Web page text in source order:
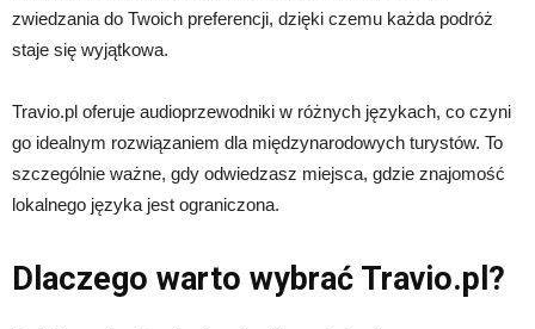
zwiedzania do Twoich preferencji, dzięki czemu każda podróż
staje się wyjątkowa.
Travio.pl oferuje audioprzewodniki w różnych językach, co czyni
go idealnym rozwiązaniem dla międzynarodowych turystów. To
szczególnie ważne, gdy odwiedzasz miejsca, gdzie znajomość
lokalnego języka jest ograniczona.
Dlaczego warto wybrać Travio.pl?